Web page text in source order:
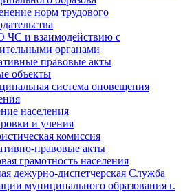
норм трудового
ЧС и взаимодействию с
органами
правовые акты
объекты
система оповещения
населения
и учения
комиссия
правовые акты
грамотность населения
дежурно-диспетчерская Служба
муниципального образования г.